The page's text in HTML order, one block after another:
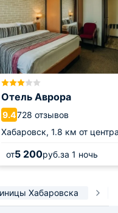
Отель Аврора
9.4728 отзывов
Хабаровск, 1.8 км от
от5 200руб.за 1 ночь
Хабаровска